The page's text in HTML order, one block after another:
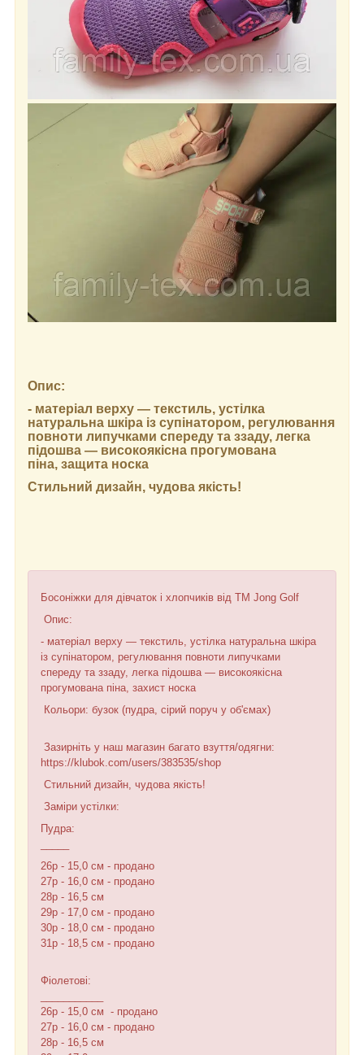
Опис:
- матеріал верху — текстиль, устілка
натуральна шкіра із супінатором, регулювання
повноти липучками спереду та ззаду, легка
підошва — високоякісна прогумована
піна, защита носка
Стильний дизайн, чудова якість!
Босоніжки для дівчаток і хлопчиків від ТМ Jong Golf
Опис:
- матеріал верху — текстиль, устілка натуральна шкіра
із супінатором, регулювання повноти липучками
спереду та ззаду, легка підошва — високоякісна
прогумована піна, захист носка
Кольори: бузок (пудра, сірий поруч у об'ємах)
Зазирніть у наш магазин багато взуття/одягни:
https://klubok.com/users/383535/shop
Стильний дизайн, чудова якість!
Заміри устілки:
Пудра:
26р - 15,0 см - продано
27р - 16,0 см - продано
28р - 16,5 см
29р - 17,0 см - продано
30р - 18,0 см - продано
31р - 18,5 см - продано
Фіолетові:
26р - 15,0 см - продано
27р - 16,0 см - продано
28р - 16,5 см